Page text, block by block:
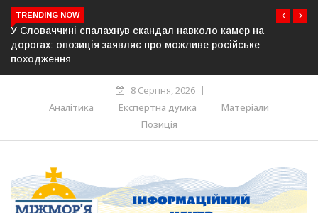
TRENDING NOW
У Молдові готують план дій на випадок припинення
постачання газу до Придністров’я
8 Серпня, 2026
Аналітика
Експертна думка
Матеріали
Позиція